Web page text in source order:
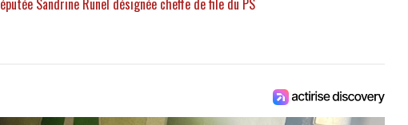
Sandrine Runel désignée cheffe de file du PS